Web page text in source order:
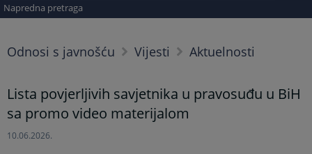
Napredna pretraga
Odnosi s javnošću Vijesti Aktuelnosti
Lista povjerljivih savjetnika u pravosuđu u BiH
sa promo video materijalom
10.06.2026.